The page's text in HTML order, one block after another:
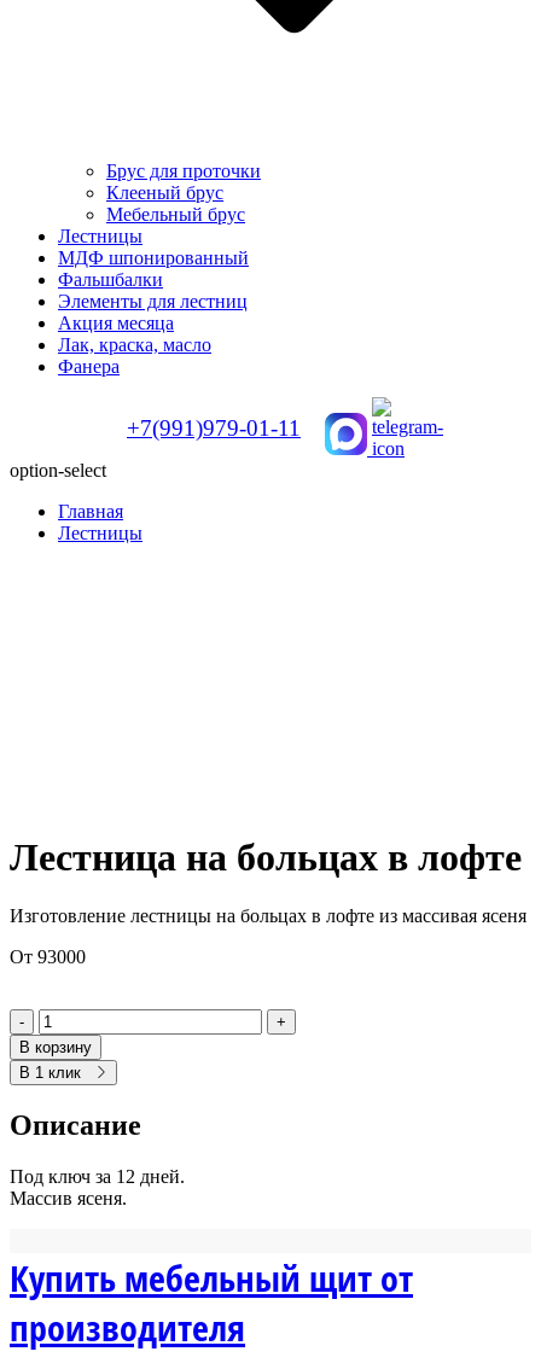
Брус для проточки
Клееный брус
Мебельный брус
Лестницы
МДФ шпонированный
Фальшбалки
Элементы для лестниц
Акция месяца
Лак, краска, масло
Фанера
+7(991)979-01-11
option-select
Главная
Лестницы
Лестница на больцах в лофте
Изготовление лестницы на больцах в лофте из массивая ясеня
От 93000
-
+
В корзину
В 1 клик
Описание
Под ключ за 12 дней.
Массив ясеня.
Купить мебельный щит от
производителя